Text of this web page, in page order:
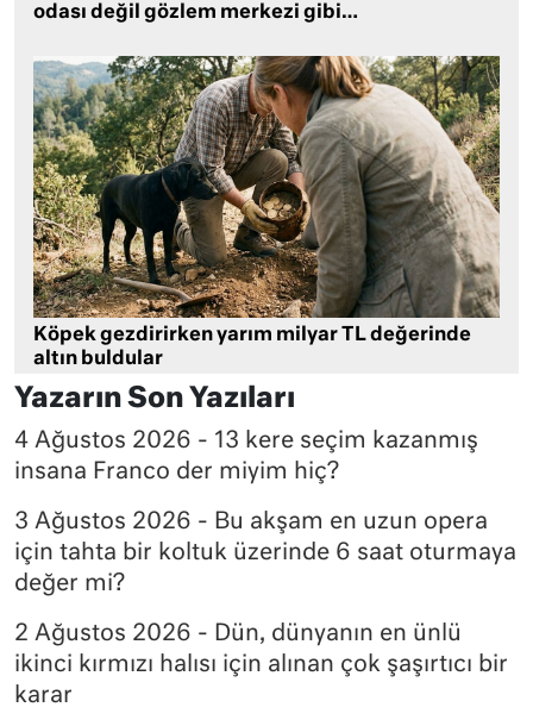
odası değil gözlem merkezi gibi…
Köpek gezdirirken yarım milyar TL değerinde
altın buldular
Yazarın Son Yazıları
4 Ağustos 2026 - 13 kere seçim kazanmış
insana Franco der miyim hiç?
3 Ağustos 2026 - Bu akşam en uzun opera
için tahta bir koltuk üzerinde 6 saat oturmaya
değer mi?
2 Ağustos 2026 - Dün, dünyanın en ünlü
ikinci kırmızı halısı için alınan çok şaşırtıcı bir
karar